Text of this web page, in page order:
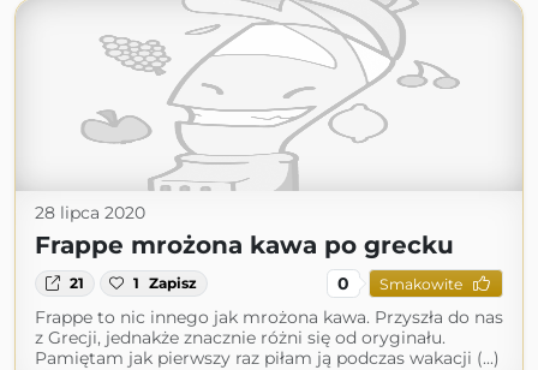
28 lipca 2020
Frappe mrożona kawa po grecku
21 1 Zapisz 0 Smakowite
Frappe to nic innego jak mrożona kawa. Przyszła do nas
z Grecji, jednakże znacznie różni się od oryginału.
Pamiętam jak pierwszy raz piłam ją podczas wakacji (...)